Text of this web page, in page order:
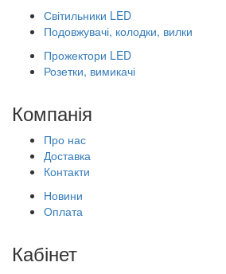
Світильники LED
Подовжувачі, колодки, вилки
Прожектори LED
Розетки, вимикачі
Компанія
Про нас
Доставка
Контакти
Новини
Оплата
Кабінет